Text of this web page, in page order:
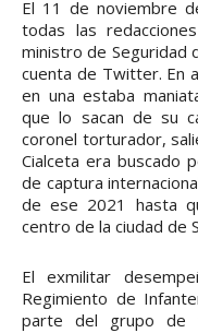
El 11 de noviembre
todas las
ministro de Seguridad
cuenta de Twitter. En
en una estaba
que lo sacan de su
coronel torturador,
Cialceta era buscado
de captura
de ese 2021 hasta
centro de la ciudad de
El exmilitar
Regimiento de
parte del grupo de